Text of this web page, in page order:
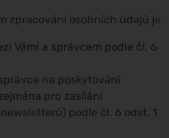
zpracování osobních údajů je
Vámi a správcem podle čl. 6
na poskytování
pro zasílání
podle čl. 6 odst. 1